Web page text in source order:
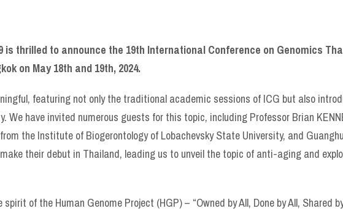
thrilled to announce the 19th International Conference on Genomics
on May 18th and 19th, 2024.
featuring not only the traditional academic sessions of ICG but also
We have invited numerous guests for this topic, including Professor Brian
the Institute of Biogerontology of Lobachevsky State University, and
their debut in Thailand, leading us to unveil the topic of anti-aging and
of the Human Genome Project (HGP) – “Owned by All, Done by All, Shared